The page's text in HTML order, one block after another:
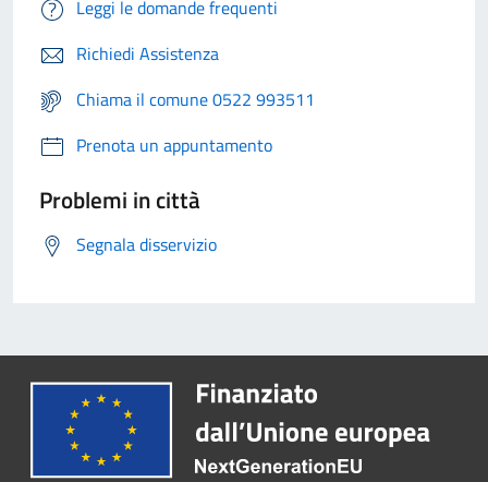
Leggi le domande frequenti
Richiedi Assistenza
Chiama il comune 0522 993511
Prenota un appuntamento
Problemi in città
Segnala disservizio